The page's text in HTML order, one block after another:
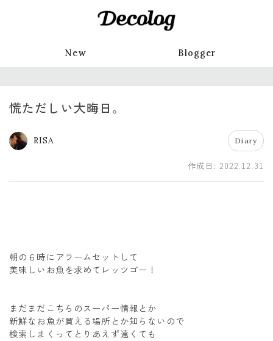
New Blogger
慌ただしい大晦日。
RISA Diary
作成日: 2022.12.31
朝の６時にアラームセットして
美味しいお魚を求めてレッツゴー！
まだまだこちらのスーパー情報とか
新鮮なお魚が買える場所とか知らないので
検索しまくってとりあえず遠くても